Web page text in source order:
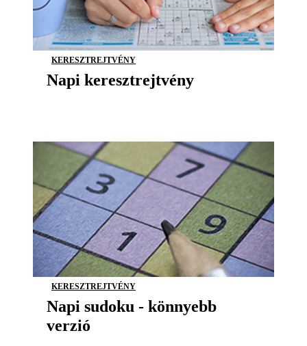
KERESZTREJTVÉNY
Napi keresztrejtvény
KERESZTREJTVÉNY
Napi sudoku - könnyebb
verzió